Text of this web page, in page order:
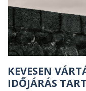
KEVESEN
IDŐJÁRÁS